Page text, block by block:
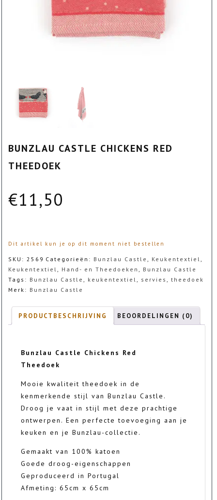
BUNZLAU CASTLE CHICKENS RED
THEEDOEK
€11,50
Dit artikel kun je op dit moment niet bestellen
SKU:2569 Categorieën: Bunzlau Castle, Keukentextiel,
Keukentextiel, Hand- en Theedoeken, Bunzlau Castle
Tags: Bunzlau Castle, keukentextiel, servies,theedoek
Merk: Bunzlau Castle
PRODUCTBESCHRIJVING BEOORDELINGEN (0)
Bunzlau Castle Chickens Red
Theedoek
Mooie kwaliteit theedoek in de
kenmerkende stijl van Bunzlau Castle.
Droog je vaat in stijl met deze prachtige
ontwerpen. Een perfecte toevoeging aan je
keuken en je Bunzlau-collectie.
Gemaakt van 100% katoen
Goede droog-eigenschappen
Geproduceerd in Portugal
Afmeting: 65cm x 65cm